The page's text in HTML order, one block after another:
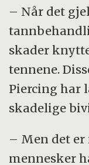
– Når det
skader
tennene.
Piercing har
skadelige
– Men det
mennesker